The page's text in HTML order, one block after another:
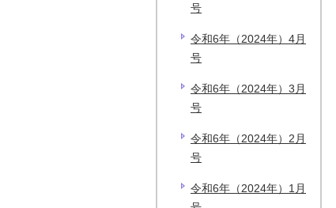
号
令和6年（2024年）4月
号
令和6年（2024年）3月
号
令和6年（2024年）2月
号
令和6年（2024年）1月